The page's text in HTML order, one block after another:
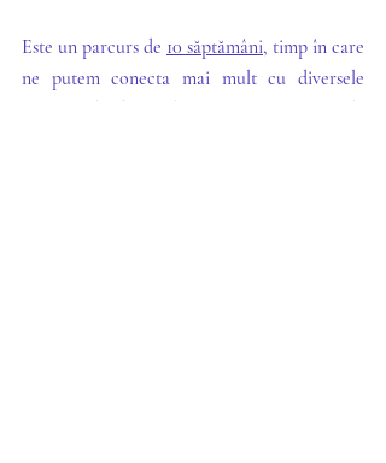
Este un parcurs de 10 săptămâni, timp în care
ne putem conecta mai mult cu diversele
aspecte ale designului nostru, pe care să le